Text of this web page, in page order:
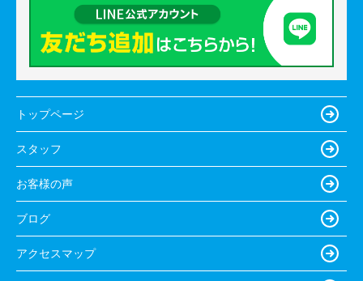
トップページ
スタッフ
お客様の声
ブログ
アクセスマップ